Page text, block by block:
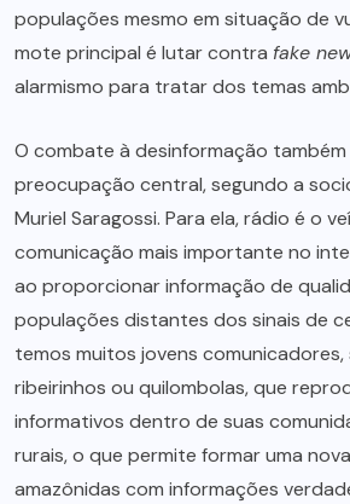
populações mesmo em situação de
mote principal é lutar contra fake
alarmismo para tratar dos temas
O combate à desinformação também
preocupação central, segundo a
Muriel Saragossi. Para ela, rádio é o
comunicação mais importante no
ao proporcionar informação de
populações distantes dos sinais de
temos muitos jovens comunicadores,
ribeirinhos ou quilombolas, que
informativos dentro de suas
rurais, o que permite formar uma
amazônidas com informações